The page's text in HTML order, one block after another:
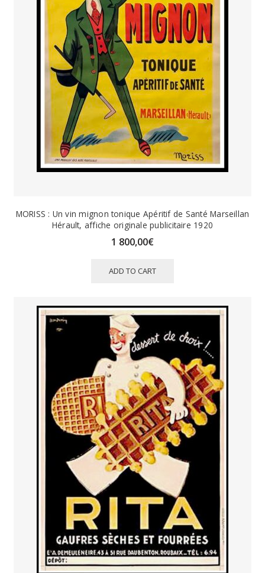
MORISS : Un vin mignon tonique Apéritif de Santé Marseillan
Hérault, affiche originale publicitaire 1920
1 800,00€
ADD TO CART